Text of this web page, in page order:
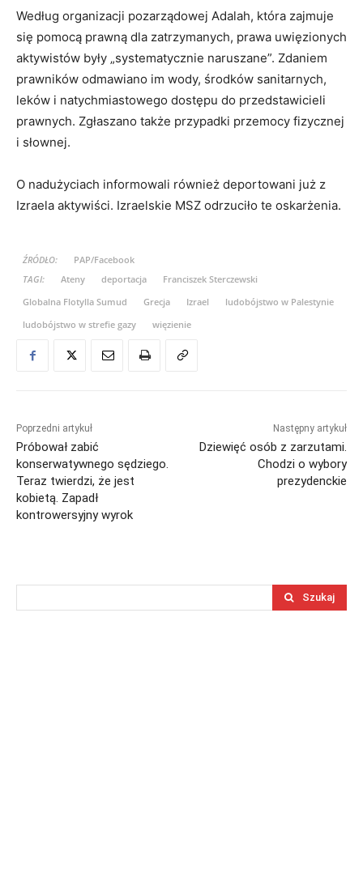
Według organizacji pozarządowej Adalah, która zajmuje
się pomocą prawną dla zatrzymanych, prawa uwięzionych
aktywistów były „systematycznie naruszane”. Zdaniem
prawników odmawiano im wody, środków sanitarnych,
leków i natychmiastowego dostępu do przedstawicieli
prawnych. Zgłaszano także przypadki przemocy fizycznej
i słownej.
O nadużyciach informowali również deportowani już z
Izraela aktywiści. Izraelskie MSZ odrzuciło te oskarżenia.
ŹRÓDŁO:
PAP/Facebook
TAGI:
Ateny deportacja
Franciszek Sterczewski
Globalna Flotylla Sumud
Grecja Izrael
ludobójstwo w Palestynie
ludobójstwo w strefie gazy
więzienie
Poprzedni artykuł
Próbował zabić
konserwatywnego sędziego.
Teraz twierdzi, że jest
kobietą. Zapadł
kontrowersyjny wyrok
Następny artykuł
Dziewięć osób z zarzutami.
Chodzi o wybory
prezydenckie
Szukaj